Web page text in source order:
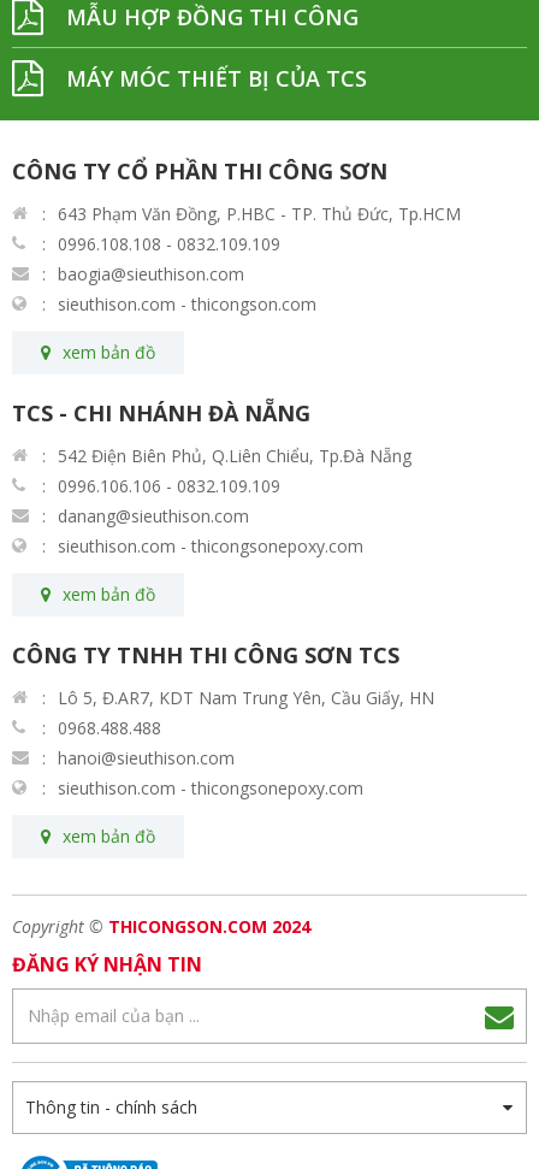
MẪU HỢP ĐỒNG THI CÔNG
MÁY MÓC THIẾT BỊ CỦA TCS
CÔNG TY CỔ PHẦN THI CÔNG SƠN
643 Phạm Văn Đồng, P.HBC - TP. Thủ Đức, Tp.HCM
0996.108.108 - 0832.109.109
baogia@sieuthison.com
sieuthison.com - thicongson.com
xem bản đồ
TCS - CHI NHÁNH ĐÀ NẴNG
542 Điện Biên Phủ, Q.Liên Chiểu, Tp.Đà Nẵng
0996.106.106 - 0832.109.109
danang@sieuthison.com
sieuthison.com - thicongsonepoxy.com
xem bản đồ
CÔNG TY TNHH THI CÔNG SƠN TCS
Lô 5, Đ.AR7, KDT Nam Trung Yên, Cầu Giấy, HN
0968.488.488
hanoi@sieuthison.com
sieuthison.com - thicongsonepoxy.com
xem bản đồ
Copyright © THICONGSON.COM 2024
ĐĂNG KÝ NHẬN TIN
Thông tin - chính sách